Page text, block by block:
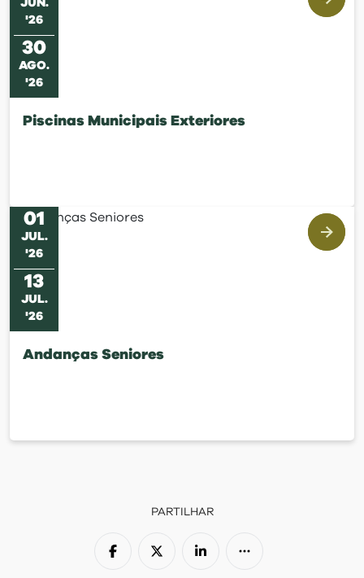
JUN .
'26
30
AGO.
'26
Piscinas Municipais Exteriores
01
JUL.
'26
13
JUL.
'26
Andanças Seniores
PARTILHAR